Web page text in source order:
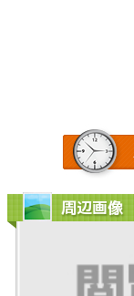
周辺画像